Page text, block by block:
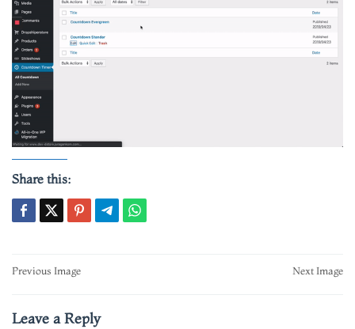
Share this:
Post
Previous Image Next Image
Leave a Reply